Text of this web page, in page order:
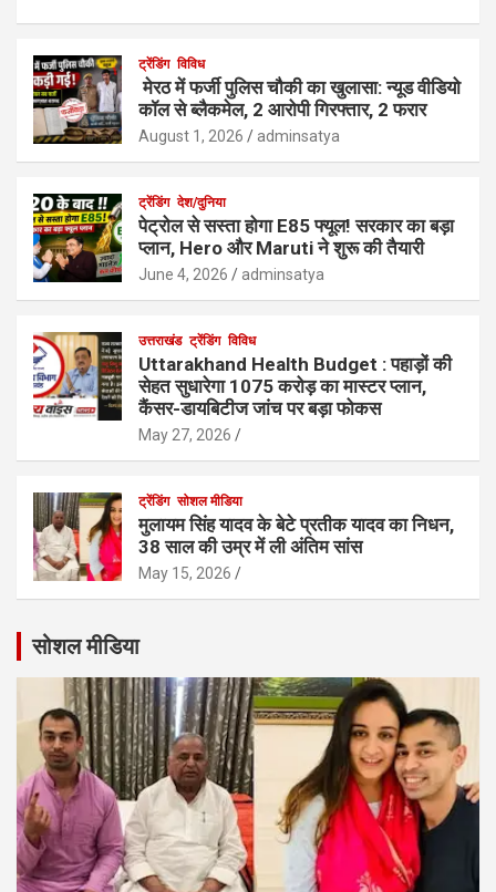
ट्रेंडिंग विविध
मेरठ में फर्जी पुलिस चौकी का खुलासा: न्यूड वीडियो
कॉल से ब्लैकमेल, 2 आरोपी गिरफ्तार, 2 फरार
August 1, 2026 adminsatya
ट्रेंडिंग देश/दुनिया
पेट्रोल से सस्ता होगा E85 फ्यूल! सरकार का बड़ा
प्लान, Hero और Maruti ने शुरू की तैयारी
June 4, 2026 adminsatya
उत्तराखंड ट्रेंडिंग विविध
Uttarakhand Health Budget : पहाड़ों की
सेहत सुधारेगा 1075 करोड़ का मास्टर प्लान,
कैंसर-डायबिटीज जांच पर बड़ा फोकस
May 27, 2026
ट्रेंडिंग सोशल मीडिया
मुलायम सिंह यादव के बेटे प्रतीक यादव का निधन,
38 साल की उम्र में ली अंतिम सांस
May 15, 2026
सोशल मीडिया